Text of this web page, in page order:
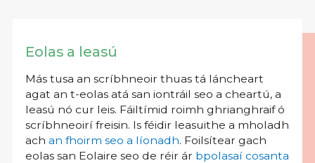
Eolas a leasú
Más tusa an scríbhneoir thuas tá láncheart
agat an t-eolas atá san iontráil seo a cheartú, a
leasú nó cur leis. Fáiltímid roimh ghrianghraif ó
scríbhneoirí freisin. Is féidir leasuithe a mholadh
ach an fhoirm seo a líonadh. Foilsítear gach
eolas san Eolaire seo de réir ár bpolasaí cosanta